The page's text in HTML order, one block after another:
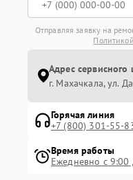
Отправляя заявку на
Адрес
г. Махачкала, ул.
Горячая линия
+7 (800) 301-55-
Время работы
Ежедневно с 9:00